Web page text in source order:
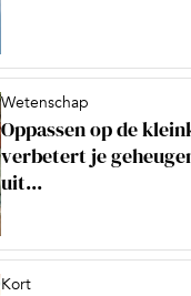
Wetenschap
Oppassen op de
verbetert je
uit...
Kort